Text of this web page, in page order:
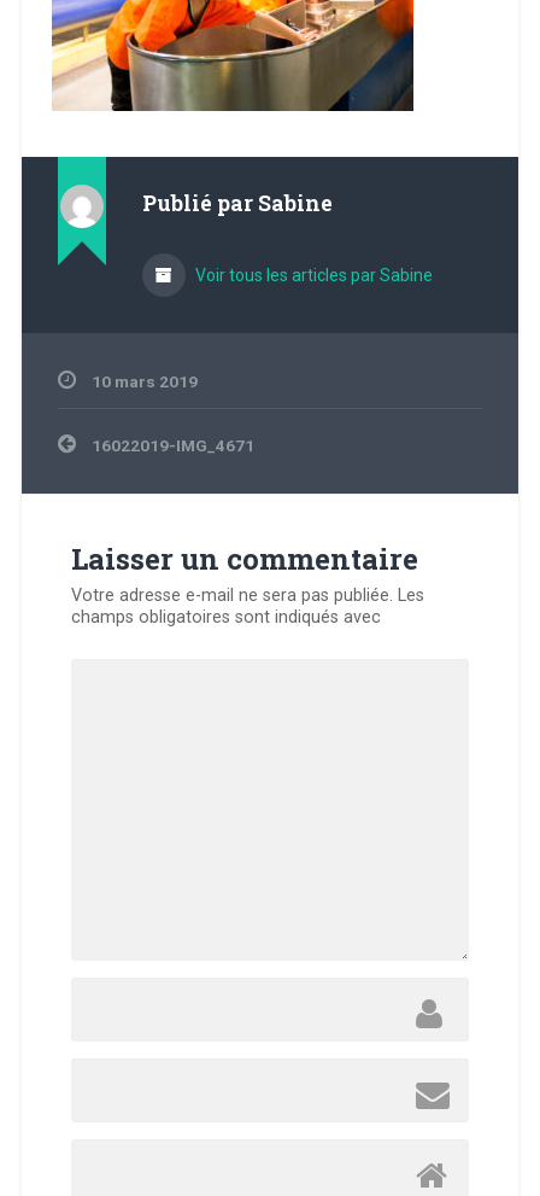
Publié par Sabine
Voir tous les articles par Sabine
10 mars 2019
Navigation
de
16022019-IMG_4671
Laisser un commentaire
Votre adresse e-mail ne sera pas publiée. Les
champs obligatoires sont indiqués avec